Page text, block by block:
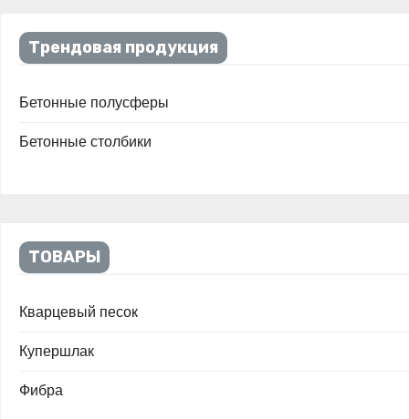
Трендовая продукция
Бетонные полусферы
Бетонные столбики
ТОВАРЫ
Кварцевый песок
Купершлак
Фибра